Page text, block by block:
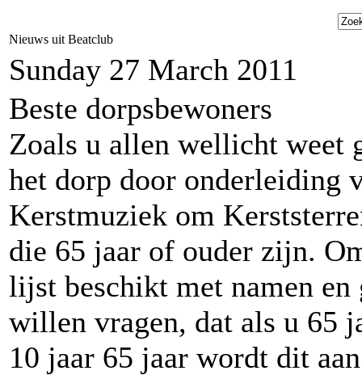
Nieuws uit Beatclub
Sunday 27 March 2011
Beste dorpsbewoners
Zoals u allen wellicht weet
het dorp door onderleiding
Kerstmuziek om
die 65 jaar of ouder zijn.
lijst beschikt met namen
willen vragen, dat als u 65
10 jaar 65 jaar wordt dit